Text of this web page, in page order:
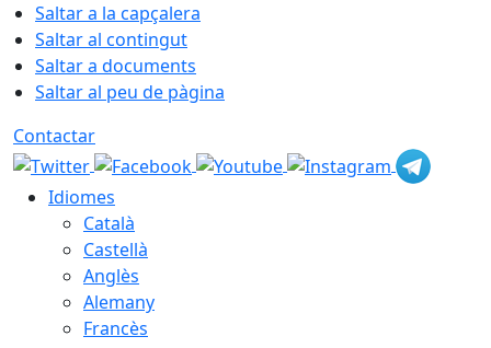
Saltar a la capçalera
Saltar al contingut
Saltar a documents
Saltar al peu de pàgina
Contactar
Idiomes
Català
Castellà
Anglès
Alemany
Francès